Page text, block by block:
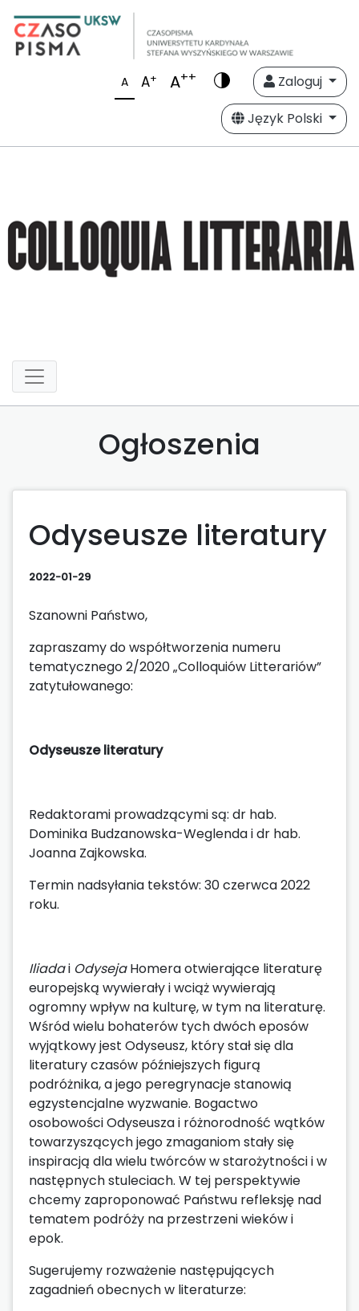
A A+ A++
Zaloguj
Język Polski
Ogłoszenia
Odyseusze literatury
2022-01-29
Szanowni Państwo,
zapraszamy do współtworzenia numeru
tematycznego 2/2020 „Colloquiów Litterariów”
zatytułowanego:
Odyseusze literatury
Redaktorami prowadzącymi są: dr hab.
Dominika Budzanowska-Weglenda i dr hab.
Joanna Zajkowska.
Termin nadsyłania tekstów: 30 czerwca 2022
roku.
Iliadai OdysejaHomera otwierające literaturę
europejską wywierały i wciąż wywierają
ogromny wpływ na kulturę, w tym na literaturę.
Wśród wielu bohaterów tych dwóch eposów
wyjątkowy jest Odyseusz, który stał się dla
literatury czasów późniejszych figurą
podróżnika, a jego peregrynacje stanowią
egzystencjalne wyzwanie. Bogactwo
osobowości Odyseusza i różnorodność wątków
towarzyszących jego zmaganiom stały się
inspiracją dla wielu twórców w starożytności i w
następnych stuleciach. W tej perspektywie
chcemy zaproponować Państwu refleksję nad
tematem podróży na przestrzeni wieków i
epok.
Sugerujemy rozważenie następujących
zagadnień obecnych w literaturze: